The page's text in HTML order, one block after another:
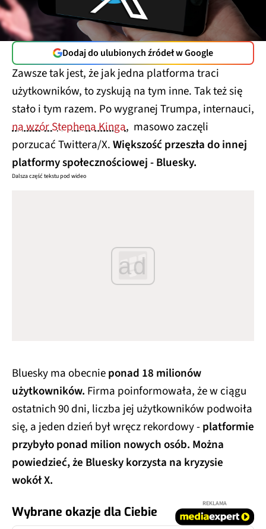
Dodaj do ulubionych źródeł w Google
Zawsze tak jest, że jak jedna platforma traci
użytkowników, to zyskują na tym inne. Tak też się
stało i tym razem. Po wygranej Trumpa, internauci,
na wzór Stephena Kinga, masowo zaczęli
porzucać Twittera/X.Większość przeszła do innej
platformy społecznościowej - Bluesky.
Dalsza część tekstu pod wideo
ad
Bluesky ma obecnieponad 18 milionów
użytkowników. Firma poinformowała, że w ciągu
ostatnich 90 dni, liczba jej użytkowników podwoiła
się, a jeden dzień był wręcz rekordowy -platformie
przybyło ponad milion nowych osób. Można
powiedzieć, że Bluesky korzysta na kryzysie
wokół X.
Wybrane okazje dla Ciebie
REKLAMA